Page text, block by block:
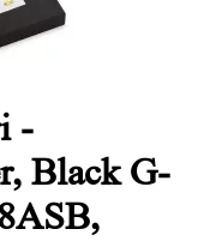
-
Black G-